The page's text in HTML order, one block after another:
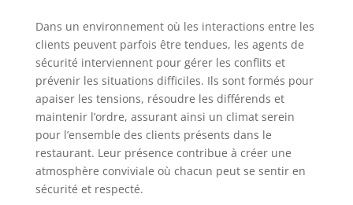
Dans un environnement où les interactions entre les
clients peuvent parfois être tendues, les agents de
sécurité interviennent pour gérer les conflits et
prévenir les situations difficiles. Ils sont formés pour
apaiser les tensions, résoudre les différends et
maintenir l’ordre, assurant ainsi un climat serein
pour l’ensemble des clients présents dans le
restaurant. Leur présence contribue à créer une
atmosphère conviviale où chacun peut se sentir en
sécurité et respecté.